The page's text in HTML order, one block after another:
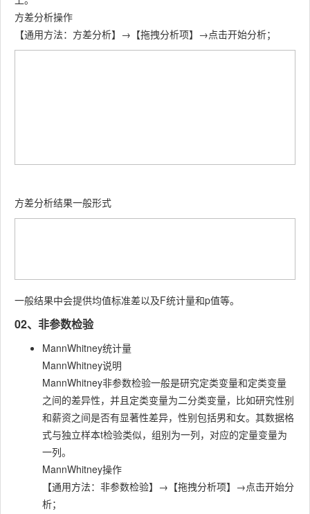
方差分析操作
【通用方法：方差分析】→【拖拽分析项】→点击开始分析；
方差分析结果一般形式
一般结果中会提供均值标准差以及F统计量和p值等。
02、非参数检验
MannWhitney统计量
MannWhitney说明
MannWhitney非参数检验一般是研究定类变量和定类变量
之间的差异性，并且定类变量为二分类变量，比如研究性别
和薪资之间是否有显著性差异，性别包括男和女。其数据格
式与独立样本t检验类似，组别为一列，对应的定量变量为
一列。
MannWhitney操作
【通用方法：非参数检验】→【拖拽分析项】→点击开始分
析；